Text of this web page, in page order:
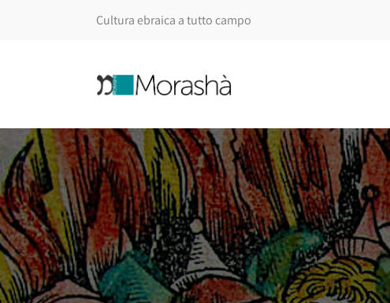
Cultura ebraica a tutto campo